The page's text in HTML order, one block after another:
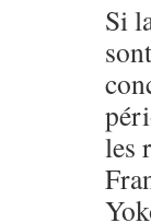
Si
les